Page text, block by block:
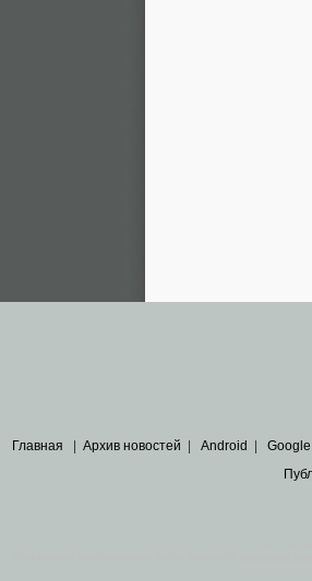
Главная Архив новостей Android Google